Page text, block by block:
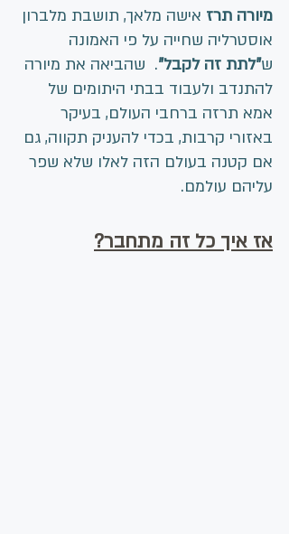
מיורה תרז אישה מלאך, תושבת מלברון
אוסטרליה שחייה על פי האמונה
ש"לתת זה לקבל".  שהביאה את מיורה
להתנדב ולעבוד בבתי היתומים של
אמא תרזה ברחבי העולם, בעיקר
באזורי קרבות, בכדי להעניק תקווה, גם
אם קטנה בעולם הזה לאלו שלא שפר
עליהם עולמם.
אז איך כל זה מתחבר?